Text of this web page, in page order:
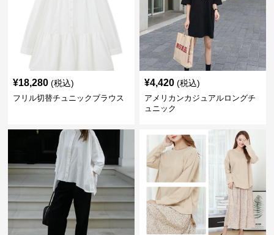
¥18,280 (税込)
フリル切替チュニックブラウス
¥4,420 (税込)
アメリカンカジュアルロングチ
ュニック